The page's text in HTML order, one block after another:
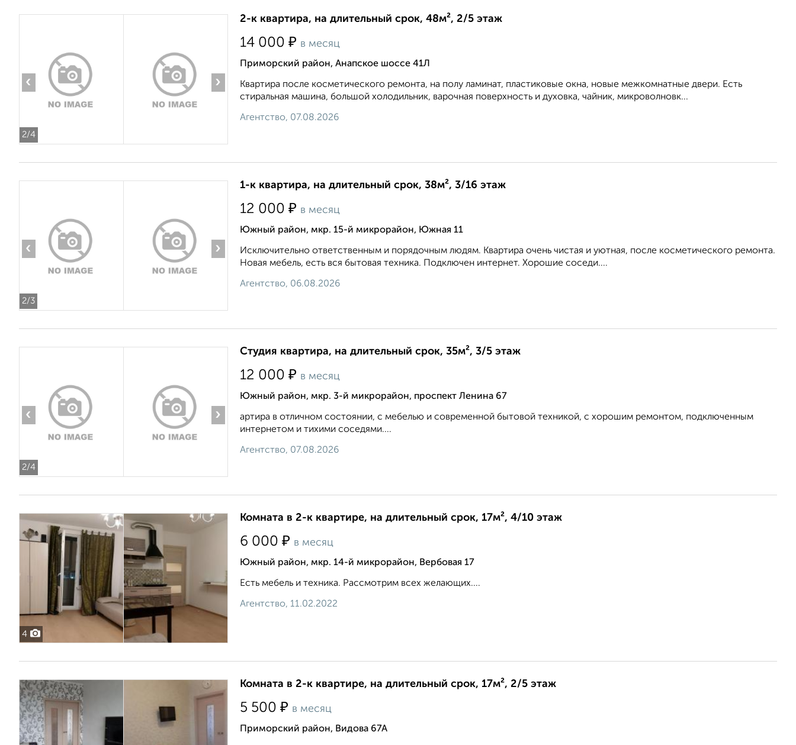
2/4
‹ ›
2-к квартира, на длительный срок, 48м², 2/5 этаж
14 000 ₽ в месяц
Приморский район, Анапское шоссе 41Л
Квартира после косметического ремонта, на полу ламинат, пластиковые окна, новые межкомнатные двери. Есть
стиральная машина, большой холодильник, варочная поверхность и духовка, чайник, микроволновк...
Агентство, 07.08.2026
2/3
‹ ›
1-к квартира, на длительный срок, 38м², 3/16 этаж
12 000 ₽ в месяц
Южный район, мкр. 15-й микрорайон, Южная 11
Исключительно ответственным и порядочным людям. Квартира очень чистая и уютная, после косметического ремонта.
Новая мебель, есть вся бытовая техника. Подключен интернет. Хорошие соседи....
Агентство, 06.08.2026
2/4
‹ ›
Студия квартира, на длительный срок, 35м², 3/5 этаж
12 000 ₽ в месяц
Южный район, мкр. 3-й микрорайон, проспект Ленина 67
артира в отличном состоянии, с мебелью и современной бытовой техникой, с хорошим ремонтом, подключенным
интернетом и тихими соседями....
Агентство, 07.08.2026
4
Комната в 2-к квартире, на длительный срок, 17м², 4/10 этаж
6 000 ₽ в месяц
Южный район, мкр. 14-й микрорайон, Вербовая 17
Есть мебель и техника. Рассмотрим всех желающих....
Агентство, 11.02.2022
Комната в 2-к квартире, на длительный срок, 17м², 2/5 этаж
5 500 ₽ в месяц
Приморский район, Видова 67А